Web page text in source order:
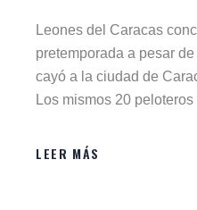
Leones del Caracas
pretemporada a pesar
cayó a la ciudad de
Los mismos 20 peloteros
LEER MÁS